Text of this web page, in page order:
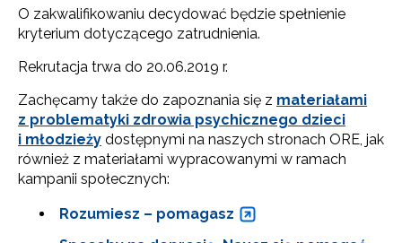
O zakwalifikowaniu decydować będzie spełnienie
kryterium dotyczącego zatrudnienia.
Rekrutacja trwa do 20.06.2019 r.
Zachęcamy także do zapoznania się z materiałami
z problematyki zdrowia psychicznego dzieci
i młodzieży dostępnymi na naszych stronach ORE, jak
również z materiałami wypracowanymi w ramach
kampanii społecznych:
Rozumiesz – pomagasz